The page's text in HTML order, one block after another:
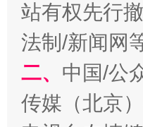
站有权先行
法制/新闻网
二、 中国/公
传媒（北京